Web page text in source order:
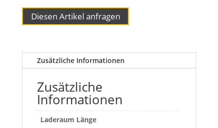
Diesen Artikel anfragen
Zusätzliche Informationen
Zusätzliche
Informationen
Laderaum Länge